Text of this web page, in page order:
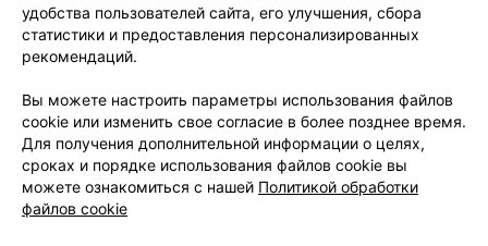
Размещение рекламы
Медицинский маркетинг
Публичный договор
Доставка
Способы оплаты
Вакансии
Партнеры
Написать руководителю 103.by
Написать в поддержку
Персональные настройки Cookie
удобства пользователей сайта, его улучшения, сбора
статистики и предоставления персонализированных
рекомендаций.
Вы можете настроить параметры использования файлов
cookie или изменить свое согласие в более позднее время.
Для получения дополнительной информации о целях,
сроках и порядке использования файлов cookie вы
можете ознакомиться с нашей Политикой обработки
файлов cookie